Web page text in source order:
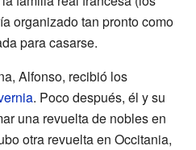
organizado tan pronto como
para casarse.
Alfonso, recibió los
. Poco después, él y su
una revuelta de nobles en
otra revuelta en Occitania,